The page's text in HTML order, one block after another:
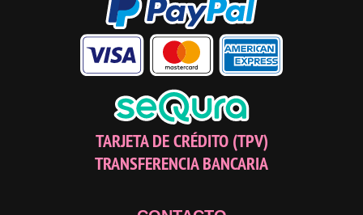
TARJETA DE CRÉDITO (TPV)
TRANSFERENCIA BANCARIA